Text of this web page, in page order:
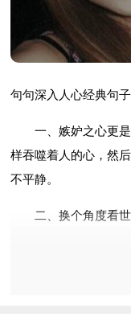
句句深入人心经典句子
一、嫉妒之心更是
样吞噬着人的心，然
不平静。
二、换个角度看世